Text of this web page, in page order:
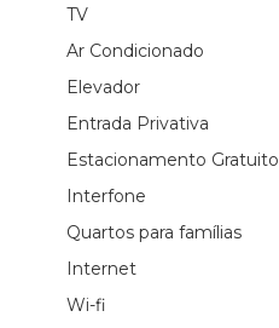
TV
Ar Condicionado
Elevador
Entrada Privativa
Estacionamento Gratuito
Interfone
Quartos para famílias
Internet
Wi-fi